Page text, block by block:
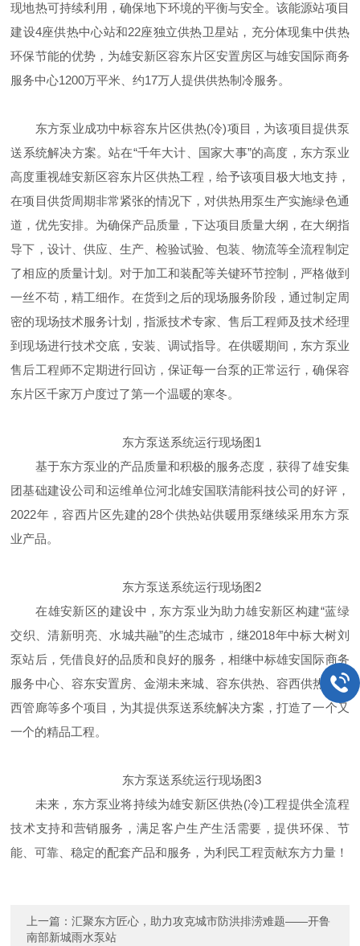
现地热可持续利用，确保地下环境的平衡与安全。该能源站项目
建设4座供热中心站和22座独立供热卫星站，充分体现集中供热
环保节能的优势，为雄安新区容东片区安置房区与雄安国际商务
服务中心1200万平米、约17万人提供供热制冷服务。
东方泵业成功中标容东片区供热(冷)项目，为该项目提供泵
送系统解决方案。站在“千年大计、国家大事”的高度，东方泵业
高度重视雄安新区容东片区供热工程，给予该项目极大地支持，
在项目供货周期非常紧张的情况下，对供热用泵生产实施绿色通
道，优先安排。为确保产品质量，下达项目质量大纲，在大纲指
导下，设计、供应、生产、检验试验、包装、物流等全流程制定
了相应的质量计划。对于加工和装配等关键环节控制，严格做到
一丝不苟，精工细作。在货到之后的现场服务阶段，通过制定周
密的现场技术服务计划，指派技术专家、售后工程师及技术经理
到现场进行技术交底，安装、调试指导。在供暖期间，东方泵业
售后工程师不定期进行回访，保证每一台泵的正常运行，确保容
东片区千家万户度过了第一个温暖的寒冬。
东方泵送系统运行现场图1
基于东方泵业的产品质量和积极的服务态度，获得了雄安集
团基础建设公司和运维单位河北雄安国联清能科技公司的好评，
2022年，容西片区先建的28个供热站供暖用泵继续采用东方泵
业产品。
东方泵送系统运行现场图2
在雄安新区的建设中，东方泵业为助力雄安新区构建“蓝绿
交织、清新明亮、水城共融”的生态城市，继2018年中标大树刘
泵站后，凭借良好的品质和良好的服务，相继中标雄安国际商务
服务中心、容东安置房、金湖未来城、容东供热、容西供热、容
西管廊等多个项目，为其提供泵送系统解决方案，打造了一个又
一个的精品工程。
东方泵送系统运行现场图3
未来，东方泵业将持续为雄安新区供热(冷)工程提供全流程
技术支持和营销服务，满足客户生产生活需要，提供环保、节
能、可靠、稳定的配套产品和服务，为利民工程贡献东方力量！
上一篇：汇聚东方匠心，助力攻克城市防洪排涝难题——开鲁
南部新城雨水泵站